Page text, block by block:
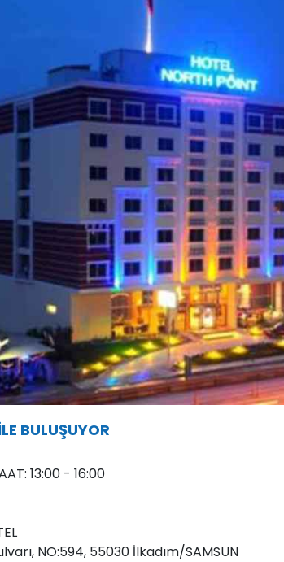
BULUŞUYOR
13:00 - 16:00
NO:594, 55030 İlkadım/SAMSUN